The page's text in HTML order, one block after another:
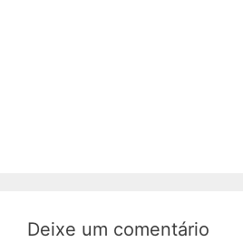
Deixe um comentário